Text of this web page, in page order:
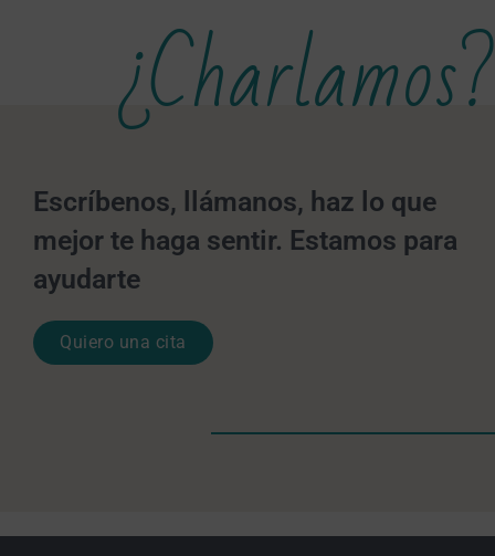
¿Charlamos?
Escríbenos, llámanos, haz lo que
mejor te haga sentir. Estamos para
ayudarte
Quiero una cita